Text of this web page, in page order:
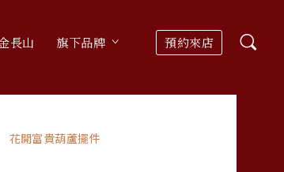
長山 旗下品牌 預約來店
花開富貴葫蘆擺件